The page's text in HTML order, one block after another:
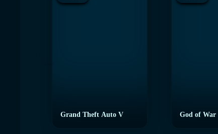
Grand Theft Auto V God of War